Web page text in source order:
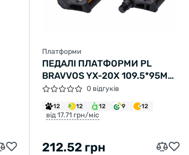
Платформи
ПЕДАЛІ ПЛАТФОРМИ PL
BRAVVOS YX-20X 109.5*95ММ
(ЧОРН.)
0 відгуків
12 12 12 9 12
від 17.71 грн/міс
212.52 грн